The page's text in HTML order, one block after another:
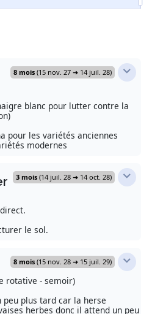
8 mois (15 nov. 27 ➜ 14 juil. 28)
blanc pour lutter contre la
pour les variétés anciennes
modernes
déchaumeur
quand la luzerne est un
le sol et le déchaumeur
31 oct. 2027 (J-15)
3 mois (14 juil. 28 ➜ 14 oct. 28)
le sol.
graine pour qu'elle soit en
8 mois (15 nov. 28 ➜ 15 juil. 29)
rotative - semoir)
peu plus tard car la herse
herbes donc il attend un peu